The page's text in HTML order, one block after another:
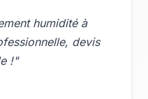
humiditéà
devis
!"